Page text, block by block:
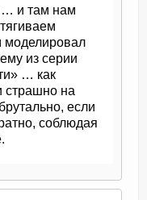
и там нам
моделировал
из серии
… как
страшно на
если
соблюдая